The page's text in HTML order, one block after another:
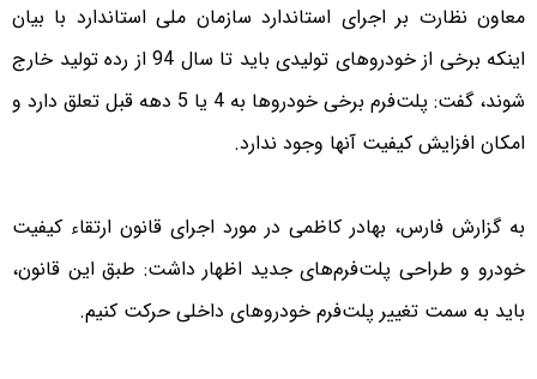
معاون نظارت بر اجرای استاندارد سازمان ملی استاندارد با بیان
اینکه برخی از خودروهای تولیدی باید تا سال 94 از رده تولید خارج
شوند، گفت: پلت‌فرم برخی خودروها به 4 یا 5 دهه قبل تعلق دارد و
امکان افزایش کیفیت آنها وجود ندارد.
به گزارش فارس، بهادر کاظمی در مورد اجرای قانون ارتقاء کیفیت
خودرو و طراحی پلت‌فرم‌های جدید اظهار داشت: طبق این قانون،
باید به سمت تغییر پلت‌فرم خودروهای داخلی حرکت کنیم.